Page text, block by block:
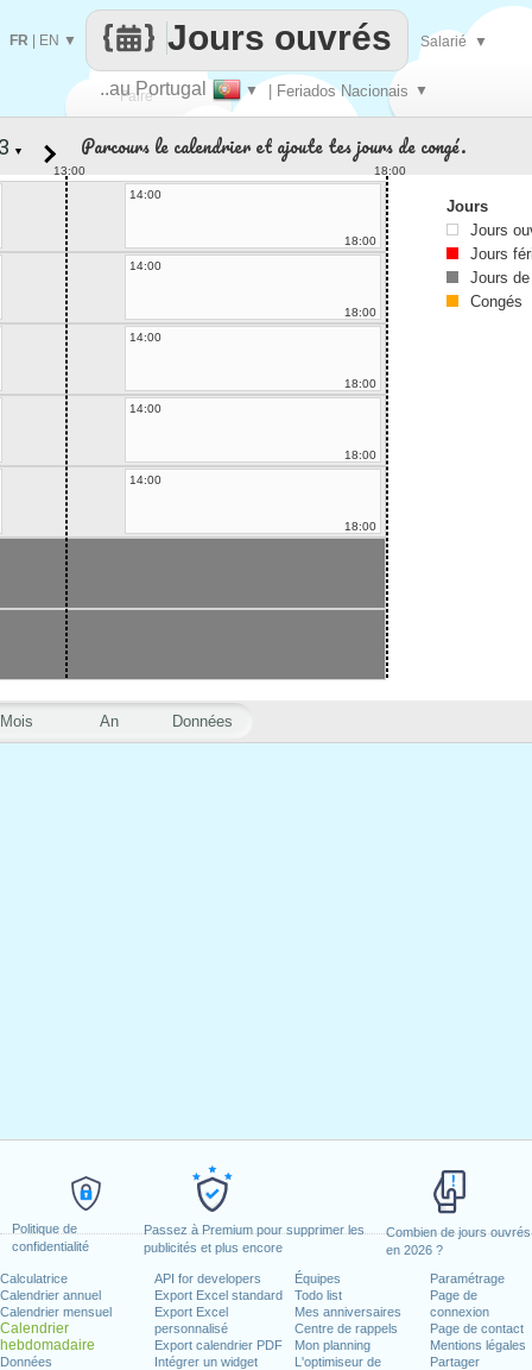
Politique de
confidentialité
Passez à Premium pour supprimer les
publicités et plus encore
Combien de jours ouvrés
en 2026 ?
Calculatrice
Calendrier annuel
Calendrier mensuel
Calendrier
hebdomadaire
Données
API for developers
Export Excel standard
Export Excel
personnalisé
Export calendrier PDF
Intégrer un widget
Équipes
Todo list
Mes anniversaires
Centre de rappels
Mon planning
L'optimiseur de
Paramétrage
Page de
connexion
Page de contact
Mentions légales
Partager
Faire
..au Portugal ▼ | Feriados Nacionais ▼
Jours ouvrés
FR EN ▼ Salarié ▼
Mois An Données
▼ Parcours le calendrier et ajoute tes jours de congé.
13:00
18:00
14:00
18:00
14:00
18:00
14:00
18:00
14:00
18:00
14:00
18:00
Jours
Jours
Jours
Jours
Congés